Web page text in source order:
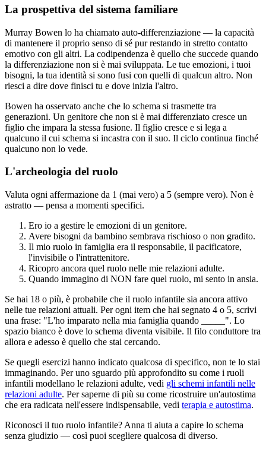
La prospettiva del sistema familiare
Murray Bowen lo ha chiamato auto-differenziazione — la capacità
di mantenere il proprio senso di sé pur restando in stretto contatto
emotivo con gli altri. La codipendenza è quello che succede quando
la differenziazione non si è mai sviluppata. Le tue emozioni, i tuoi
bisogni, la tua identità si sono fusi con quelli di qualcun altro. Non
riesci a dire dove finisci tu e dove inizia l'altro.
Bowen ha osservato anche che lo schema si trasmette tra
generazioni. Un genitore che non si è mai differenziato cresce un
figlio che impara la stessa fusione. Il figlio cresce e si lega a
qualcuno il cui schema si incastra con il suo. Il ciclo continua finché
qualcuno non lo vede.
L'archeologia del ruolo
Valuta ogni affermazione da 1 (mai vero) a 5 (sempre vero). Non è
astratto — pensa a momenti specifici.
Ero io a gestire le emozioni di un genitore.
Avere bisogni da bambino sembrava rischioso o non gradito.
Il mio ruolo in famiglia era il responsabile, il pacificatore,
l'invisibile o l'intrattenitore.
Ricopro ancora quel ruolo nelle mie relazioni adulte.
Quando immagino di NON fare quel ruolo, mi sento in ansia.
Se hai 18 o più, è probabile che il ruolo infantile sia ancora attivo
nelle tue relazioni attuali. Per ogni item che hai segnato 4 o 5, scrivi
una frase: "L'ho imparato nella mia famiglia quando _____". Lo
spazio bianco è dove lo schema diventa visibile. Il filo conduttore tra
allora e adesso è quello che stai cercando.
Se quegli esercizi hanno indicato qualcosa di specifico, non te lo stai
immaginando. Per uno sguardo più approfondito su come i ruoli
infantili modellano le relazioni adulte, vedi gli schemi infantili nelle
relazioni adulte. Per saperne di più su come ricostruire un'autostima
che era radicata nell'essere indispensabile, vedi terapia e autostima.
Riconosci il tuo ruolo infantile? Anna ti aiuta a capire lo schema
senza giudizio — così puoi scegliere qualcosa di diverso.